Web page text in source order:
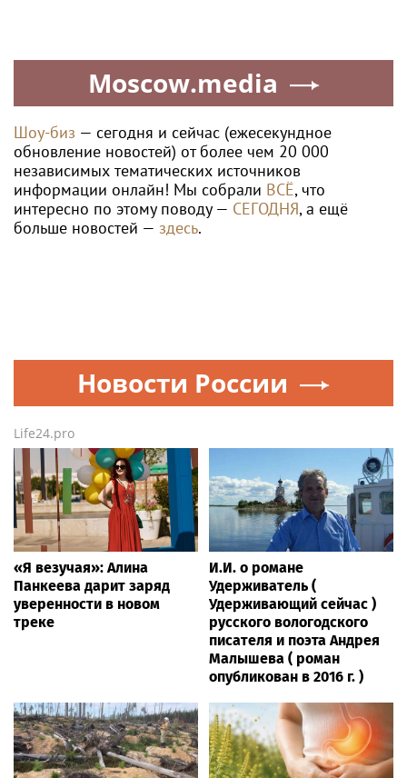
Moscow.media
Шоу-биз — сегодня и сейчас (ежесекундное
обновление новостей) от более чем 20 000
независимых тематических источников
информации онлайн! Мы собрали ВСЁ, что
интересно по этому поводу — СЕГОДНЯ, а ещё
больше новостей — здесь.
Новости России
Life24.pro
«Я везучая»: Алина
Панкеева дарит заряд
уверенности в новом
треке
И.И. о романе
Удерживатель (
Удерживающий сейчас )
русского вологодского
писателя и поэта Андрея
Малышева ( роман
опубликован в 2016 г. )